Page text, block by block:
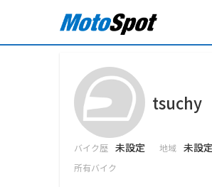
tsuchy
バイク歴 未設定 地域 未設
所有バイク